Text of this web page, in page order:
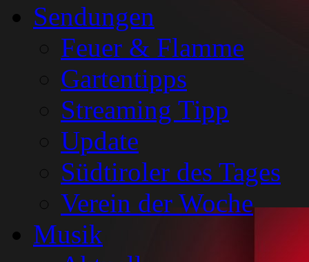
Sendungen
Feuer & Flamme
Gartentipps
Streaming Tipp
Update
Südtiroler des Tages
Verein der Woche
Musik